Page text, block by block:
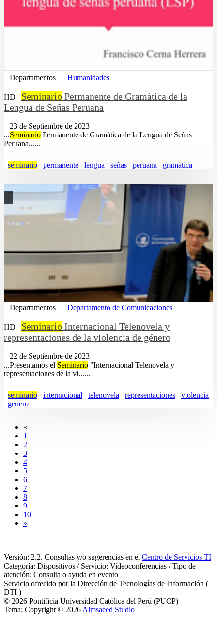
Departamentos Humanidades
HD Seminario Permanente de Gramática de la
Lengua de Señas Peruana
23 de Septiembre de 2023
...Seminario Permanente de Gramática de la Lengua de Señas
Peruana......
seminario permanente lengua señas peruana gramatica
Departamentos Departamento de Comunicaciones
HD Seminario Internacional Telenovela y
representaciones de la violencia de género
22 de Septiembre de 2023
...Presentamos el Seminario "Internacional Telenovela y
representaciones de la vi......
seminario internacional telenovela representaciones
violencia
genero
«
1
2
3
4
5
6
7
8
9
10
»
Versión: 2.2. Consultas y/o sugerencias en el Centro de Servicios TI
Categoría: Dispositivos / Servicio: Videoconferencias / Tipo de
atención: Consulta o ayuda en evento
Servicio ofrecido por la Dirección de Tecnologías de Información (
DTI )
© 2026 Pontificia Universidad Católica del Perú (PUCP)
Tema: Copyright © 2026 Almsaeed Studio